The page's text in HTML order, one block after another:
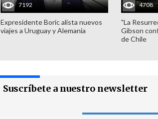
7192
Expresidente Boric alista nuevos
viajes a Uruguay y Alemania
4708
"La
Gibson
de Chile
Suscríbete a nuestro newsletter